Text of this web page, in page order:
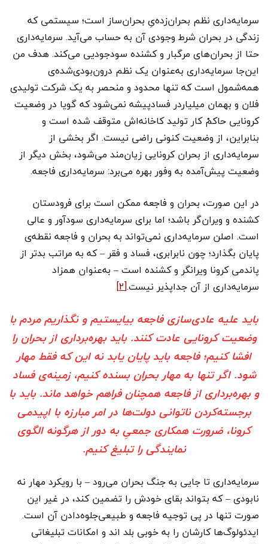
سرمایه‌داری نظم بحران‌زده‌یِ بحران‌ساز است؛ سیستمی که
زندگی در بحران شرط وجودی آن به حساب می‌آید. سرمایه‌داری
حتا از بحران‌های مرگبار و کشنده‌ سودجودیی می‌کند. هدف من
این‌جا سرمایه‌داری به‌عنوان یک نظم درون‌بودی‌شده‌ی
همه‌شمول است که تنها محدود و منحصر به یک شرکت تولیدی
فلان و بهمان میلیاردر فسادپیشه نمی‌شود که گویا در وضعیت
کرونایی حاکمْ کار تولید کاخانه‌اش متوقف شده است و
بنابراین، از وضعیت کنونی راضی نیست. اگر بخشی از
سرمایه‌داری از بحران کرونایی زیان‌مند می‌شود، بخش دیگر از
وضعیت پیش‌آمده به وفور بهره می‌برد: سرمایه‌داری فاجعه.
در این صورت، بحران و فاجعه ممکن است برای فرودستان
کشنده و ویران‌گر باشد؛ اما برای سرمایه‌داری سودآور و عالی
است. اصلن سرمایه‌داری نمی‌تواند به بحران و فاجعه‌ نقطه‌ی
پایان بگذارد؛ چون نابرابری، فساد و فقر – که به مراتب بدتر از
پاندمی کرونا ویرانگر و کشنده است – به‌عنوان همزاد
سرمایه‌داری از آن جداپذیر نیست.[2]
باید علیه عادی‌سازی فاجعه بیایستیم و نگذاریم مردم با
وضعیت کرونایی عادت کنند. باید بهره‌برداری از بحران را
افشا کنیم؛ فاجعه باید پایان یابد نه این که فقط مهار
شود. اگر تنها به مهار بحران بسنده کنیم، زمینه‌ی فساد
و بهره‌برداری از فاجعه همچنان فراهم خواهد ماند. باید با
برجسته‌کردن ناتوانی دولت‌ها در امر مبارزه با اپیدمی
کرونا، ضرورت همکاری جمعیِ به دور از هرگونه الگوی
نمایندگی را تبلیغ کنیم.
سرمایه‌داری تا جایی به جنگ بحران می‌رود – با رویکرد مهار نه
نابودی – که بتواند بقای خودش را تضمین کند، در غیر این
صورت تنها در پی توجیه فاجعه و طبیعی‌جلوه‌دادن آن است.
ایدئولوگ‌ها کارشان را به خوبی بلد اند و امکانات تبلیغاتی